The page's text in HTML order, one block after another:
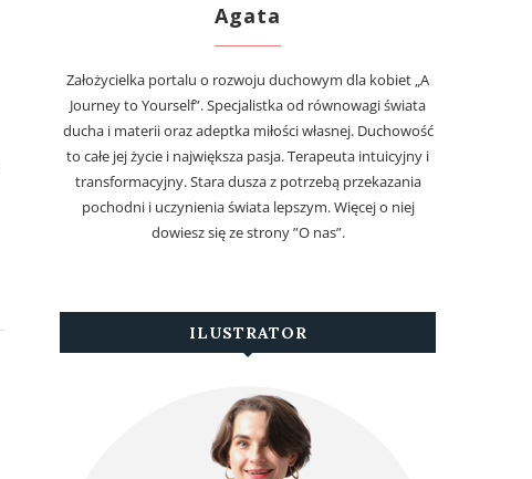
Agata
Założycielka portalu o rozwoju duchowym dla kobiet „A
Journey to Yourself”. Specjalistka od równowagi świata
ducha i materii oraz adeptka miłości własnej. Duchowość
to całe jej życie i największa pasja. Terapeuta intuicyjny i
transformacyjny. Stara dusza z potrzebą przekazania
pochodni i uczynienia świata lepszym. Więcej o niej
dowiesz się ze strony ”O nas”.
ILUSTRATOR